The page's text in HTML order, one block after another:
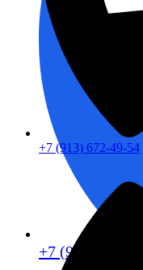
+7 (913) 672-
+7 (913) 672-49-54